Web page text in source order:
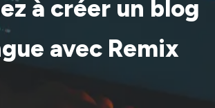
à créer un blog
avec Remix